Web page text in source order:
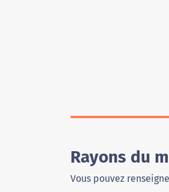
Rayons du
Vous pouvez